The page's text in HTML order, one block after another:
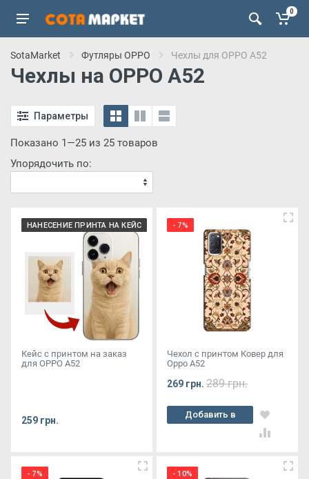
0
SotaMarket Футляры OPPO Чехлы для OPPO A52
Чехлы на OPPO A52
Параметры
Показано 1—25 из 25 товаров
Упорядочить по:
НАНЕСЕНИЕ ПРИНТА НА КЕЙС
Кейс с принтом на заказ
для OPPO A52
259 грн.
- 7%
Чехол с принтом Ковер для
Oppo A52
269 грн. 289 грн.
Добавить в
корзину
- 7% - 10%